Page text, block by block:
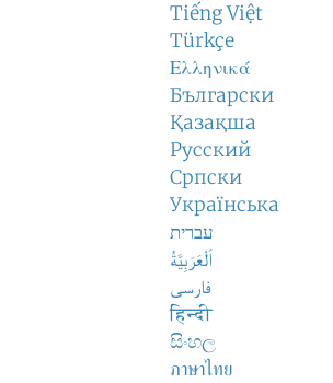
Tiếng Việt
Türkçe
Ελληνικά
Български
Қазақша
Русский
Српски
Українська
עברית
اَلْعَرَبِيَّةُ
فارسی
हिन्दी
සිංහල
ภาษาไทย